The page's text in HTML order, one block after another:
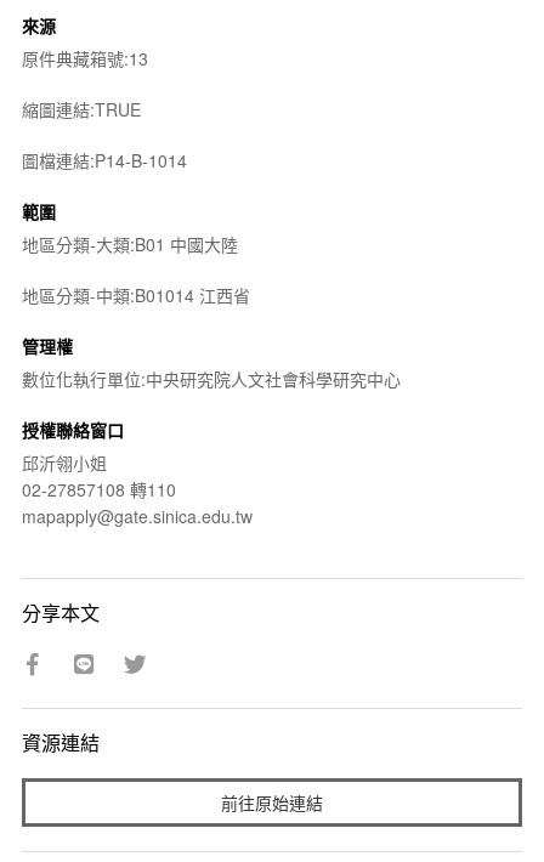
來源
原件典藏箱號:13
縮圖連結:TRUE
圖檔連結:P14-B-1014
範圍
地區分類-大類:B01 中國大陸
地區分類-中類:B01014 江西省
管理權
數位化執行單位:中央研究院人文社會科學研究中心
授權聯絡窗口
邱沂翎小姐
02-27857108 轉110
mapapply@gate.sinica.edu.tw
分享本文
資源連結
前往原始連結